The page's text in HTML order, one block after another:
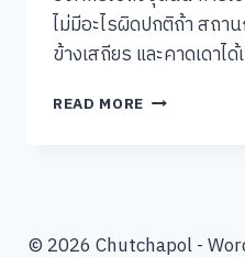
ไม่มีอะไรผิดปกติถ้า สถา
ข้างเสถียร และคาดเดา
READ MORE การ
VUCA
© 2026 Chutchapol -